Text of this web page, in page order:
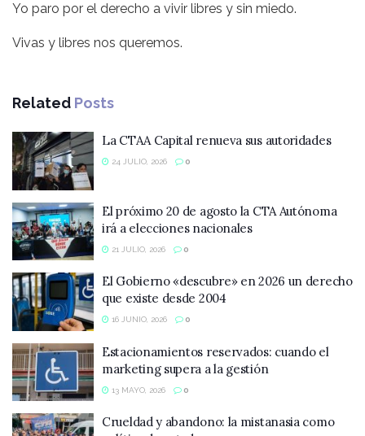
Yo paro por el derecho a vivir libres y sin miedo.
Vivas y libres nos queremos.
Related Posts
La CTAA Capital renueva sus autoridades
24 JULIO, 2026 0
El próximo 20 de agosto la CTA Autónoma
irá a elecciones nacionales
21 JULIO, 2026 0
El Gobierno «descubre» en 2026 un derecho
que existe desde 2004
16 JUNIO, 2026 0
Estacionamientos reservados: cuando el
marketing supera a la gestión
13 MAYO, 2026 0
Crueldad y abandono: la mistanasia como